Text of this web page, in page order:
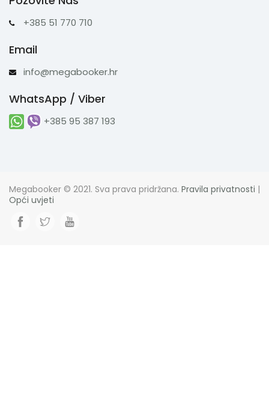
+385 51 770 710
Email
info@megabooker.hr
WhatsApp / Viber
+385 95 387 193
Megabooker © 2021. Sva prava pridržana. Pravila privatnosti |
Opći uvjeti